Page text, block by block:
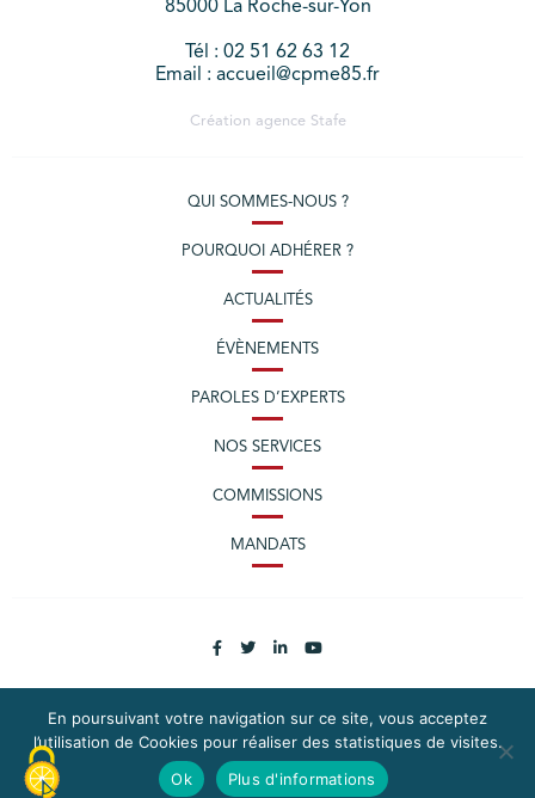
85000 La Roche-sur-Yon
Tél : 02 51 62 63 12
Email : accueil@cpme85.fr
Création agence Stafe
QUI SOMMES-NOUS ?
POURQUOI ADHÉRER ?
ACTUALITÉS
ÉVÈNEMENTS
PAROLES D’EXPERTS
NOS SERVICES
COMMISSIONS
MANDATS
PLAN DU SITE
MENTIONS LÉGALES
CONTACTEZ LA CPME
En poursuivant votre navigation sur ce site, vous acceptez
l’utilisation de Cookies pour réaliser des statistiques de visites.
Ok
Plus d'informations